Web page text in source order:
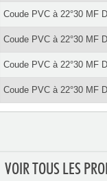
Coude PVC à 22°30 MF
Coude PVC à 22°30 MF
Coude PVC à 22°30 MF
Coude PVC à 22°30 MF
VOIR TOUS LES